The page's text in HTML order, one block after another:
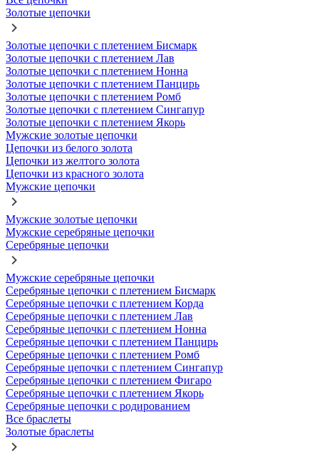
Золотые цепочки
Золотые цепочки с плетением Бисмарк
Золотые цепочки с плетением Лав
Золотые цепочки с плетением Нонна
Золотые цепочки с плетением Панцирь
Золотые цепочки с плетением Ромб
Золотые цепочки с плетением Сингапур
Золотые цепочки с плетением Якорь
Мужские золотые цепочки
Цепочки из белого золота
Цепочки из желтого золота
Цепочки из красного золота
Мужские цепочки
Мужские золотые цепочки
Мужские серебряные цепочки
Серебряные цепочки
Мужские серебряные цепочки
Серебряные цепочки с плетением Бисмарк
Серебряные цепочки с плетением Корда
Серебряные цепочки с плетением Лав
Серебряные цепочки с плетением Нонна
Серебряные цепочки с плетением Панцирь
Серебряные цепочки с плетением Ромб
Серебряные цепочки с плетением Сингапур
Серебряные цепочки с плетением Фигаро
Серебряные цепочки с плетением Якорь
Серебряные цепочки с родированием
Все браслеты
Золотые браслеты